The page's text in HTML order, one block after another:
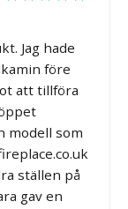
Jag hade
före
att tillföra
modell som
ställen på
gav en